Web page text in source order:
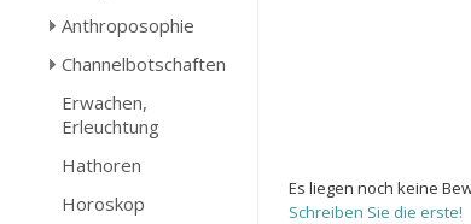
Anthroposophie
Channelbotschaften
Erwachen,
Erleuchtung
Hathoren
Horoskop
Es liegen noch keine
Schreiben Sie die erste!